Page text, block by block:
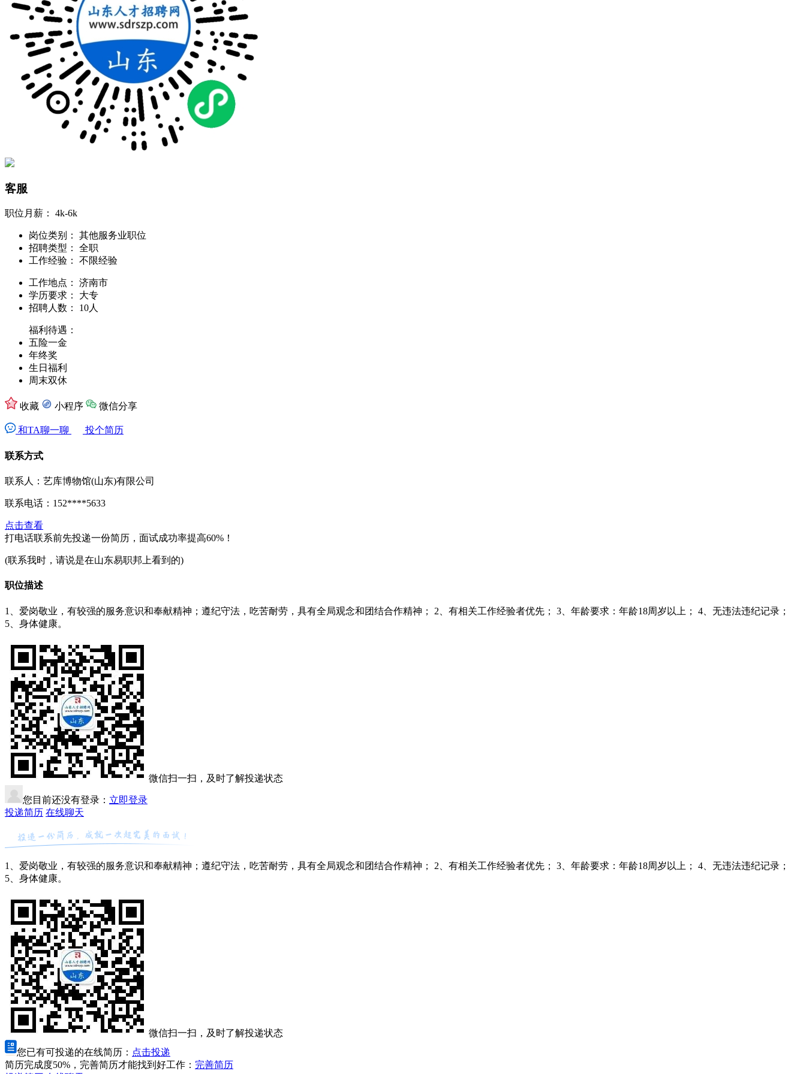
客服
职位月薪： 4k-6k
岗位类别： 其他服务业职位
招聘类型： 全职
工作经验： 不限经验
工作地点： 济南市
学历要求： 大专
招聘人数： 10人
福利待遇：
五险一金
年终奖
生日福利
周末双休
收藏 小程序 微信分享
和TA聊一聊 投个简历
联系方式
联系人：艺库博物馆(山东)有限公司
联系电话： 152****5633
点击查看
打电话联系前先投递一份简历，面试成功率提高60%！
(联系我时，请说是在山东易职邦上看到的)
职位描述
1、爱岗敬业，有较强的服务意识和奉献精神；遵纪守法，吃苦耐劳，具有全局观念和团结合作精神； 2、有相关工作经验者优先； 3、年龄要求：年龄18周岁以上； 4、无违法违纪记录；
5、身体健康。
微信扫一扫，及时了解投递状态
您目前还没有登录： 立即登录
投递简历 在线聊天
1、爱岗敬业，有较强的服务意识和奉献精神；遵纪守法，吃苦耐劳，具有全局观念和团结合作精神； 2、有相关工作经验者优先； 3、年龄要求：年龄18周岁以上； 4、无违法违纪记录；
5、身体健康。
微信扫一扫，及时了解投递状态
您已有可投递的在线简历： 点击投递
简历完成度50%，完善简历才能找到好工作： 完善简历